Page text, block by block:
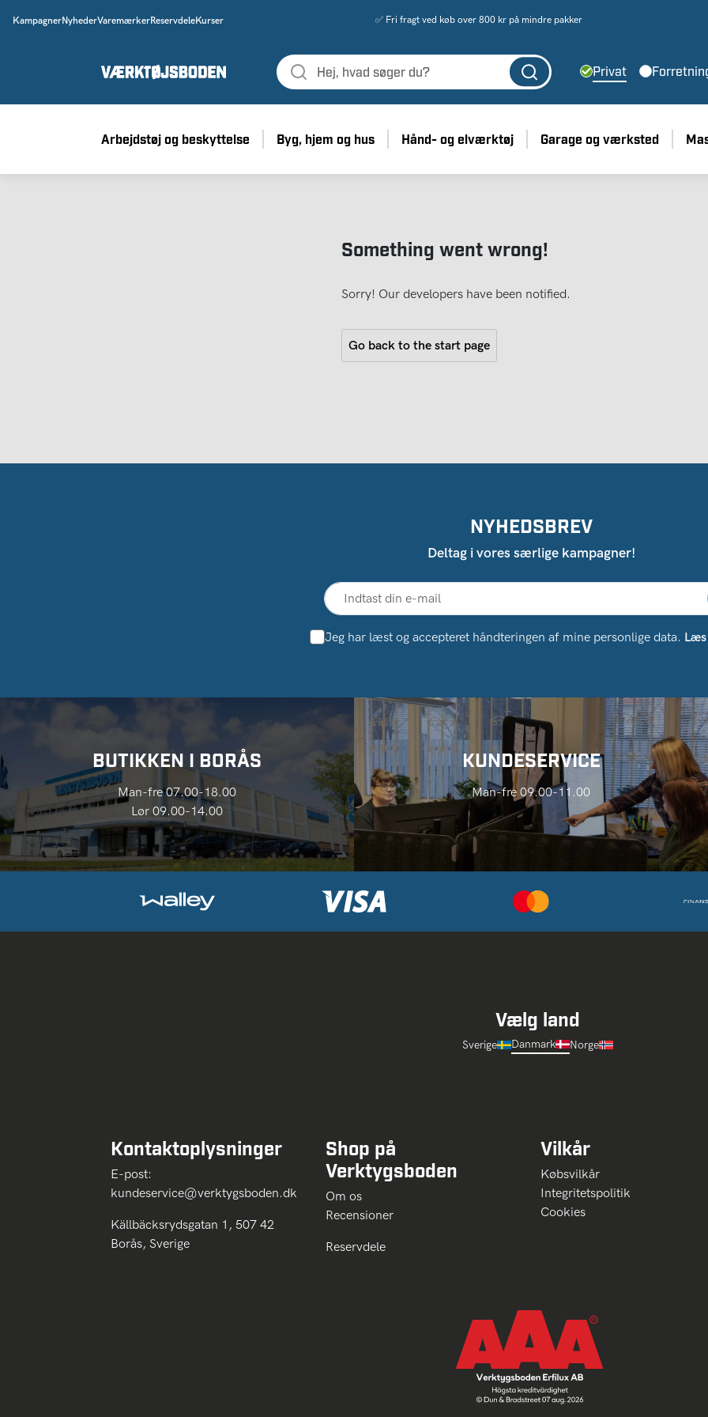
KampagnerNyhederVaremærkerReservdeleKurser ✅ Fri fragt ved køb over 800 kr på mindre pakker
Privat
Arbejdstøj og beskyttelse Byg, hjem og hus Hånd- og elværktøj Garage og værksted
Something went wrong!
Sorry! Our developers have been notified.
Go back to the start page
NYHEDSBREV
Deltag i vores særlige kampagner!
Jeg har læst og accepteret håndteringen af ​​mine personlige data.
BUTIKKEN I BORÅS
Man-fre 07.00-18.00
Lør 09.00-14.00
KUNDESERVICE
Man-fre 09.00-11.00
Vælg land
Sverige Danmark Norge
Kontaktoplysninger
E-post:
kundeservice@verktygsboden.dk
Källbäcksrydsgatan 1, 507 42
Borås, Sverige
Shop på
Verktygsboden
Om os
Recensioner
Reservdele
Vilkår
Købsvilkår
Integritetspolitik
Cookies